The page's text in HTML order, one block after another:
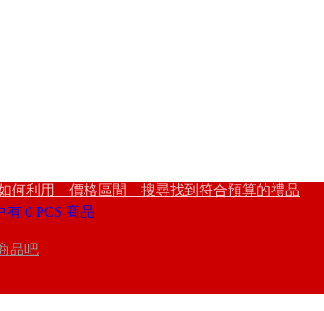
何利用 價格區間 搜尋找到符合預算的禮品
有 0 PCS 商品
品吧